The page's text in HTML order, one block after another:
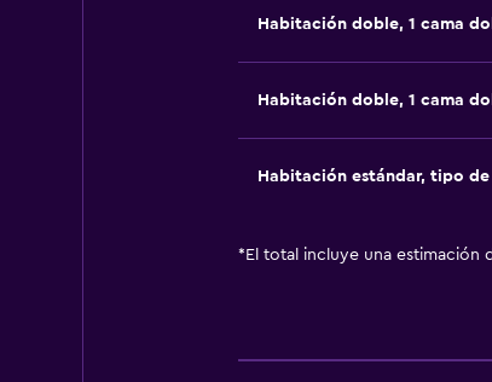
Habitación doble, 1 cama
Habitación doble, 1 cama
Habitación estándar, tipo
* El total incluye una estimación